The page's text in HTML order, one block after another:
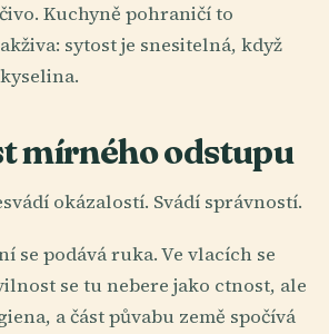
Kuchyně pohraničí to
sytost je snesitelná, když
mírného odstupu
okázalostí. Svádí správností.
se podává ruka. Ve vlacích se
se tu nebere jako ctnost, ale
a část půvabu země spočívá